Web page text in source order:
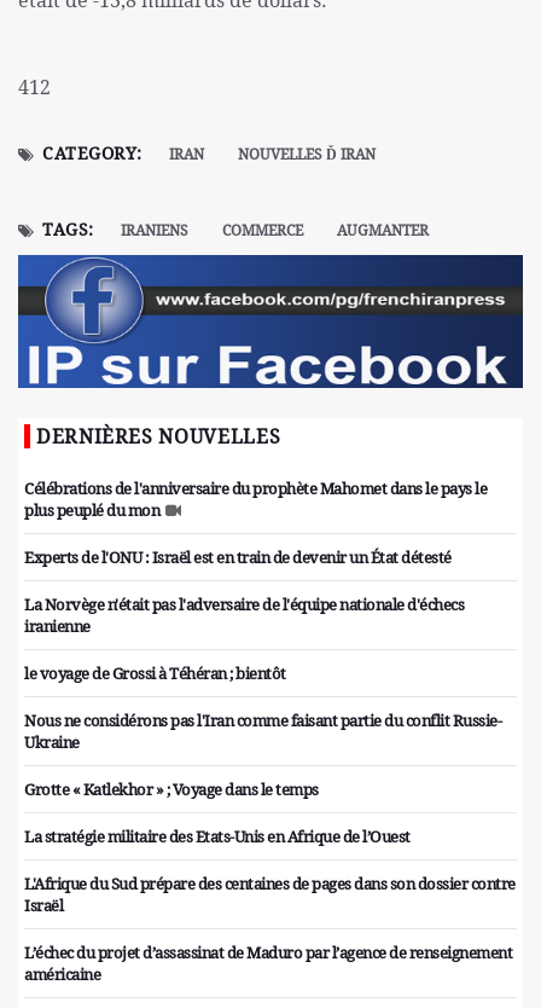
412
CATEGORY: IRAN NOUVELLES Ď IRAN
TAGS: IRANIENS COMMERCE AUGMANTER
DERNIÈRES NOUVELLES
Célébrations de l'anniversaire du prophète Mahomet dans le pays le
plus peuplé du mon
Experts de l'ONU : Israël est en train de devenir un État détesté
La Norvège n'était pas l'adversaire de l'équipe nationale d'échecs
iranienne
le voyage de Grossi à Téhéran ; bientôt
Nous ne considérons pas l'Iran comme faisant partie du conflit Russie-
Ukraine
Grotte « Katlekhor » ; Voyage dans le temps
La stratégie militaire des Etats-Unis en Afrique de l’Ouest
L'Afrique du Sud prépare des centaines de pages dans son dossier contre
Israël
L’échec du projet d’assassinat de Maduro par l’agence de renseignement
américaine